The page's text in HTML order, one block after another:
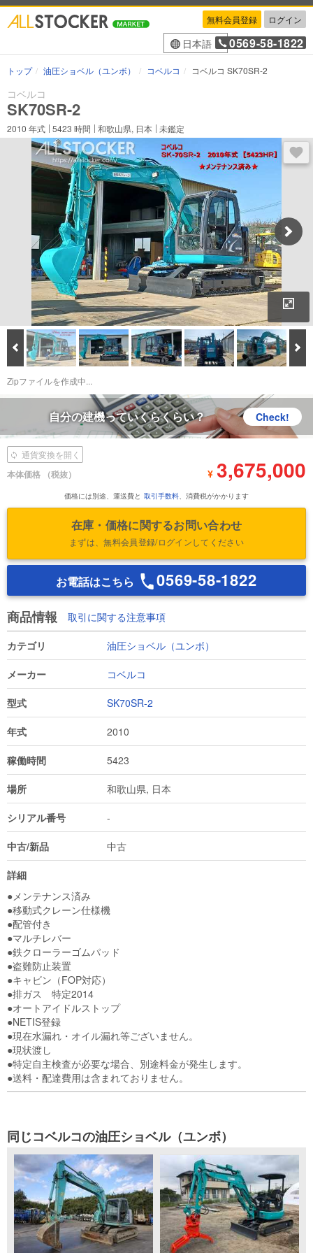
無料会員登録 ログイン
日本語 0569-58-1822
トップ 油圧ショベル（ユンボ） コベルコ コベルコ SK70SR-2
コベルコ
SK70SR-2
2010 年式 5423 時間 和歌山県, 日本 未鑑定
ロ
Prev 次
Download Images
Zipファイルを作成中...
自分の建機っていくらくらい？ Check!
本体価格 （税抜） ¥ 3,675,000
通貨変換を開く
価格には別途、運送費と 取引手数料、消費税がかかります
在庫・価格に関するお問い合わせ
まずは、無料会員登録/ログインしてください
お電話はこちら 0569-58-1822
商品情報 取引に関する注意事項
カテゴリ 油圧ショベル（ユンボ）
メーカー コベルコ
型式 SK70SR-2
年式 2010
稼働時間 5423
場所 和歌山県, 日本
シリアル番号 -
中古/新品 中古
詳細
●メンテナンス済み
●移動式クレーン仕様機
●配管付き
●マルチレバー
●鉄クローラーゴムパッド
●盗難防止装置
●キャビン（FOP対応）
●排ガス　特定2014
●オートアイドルストップ
●NETIS登録
●現在水漏れ・オイル漏れ等ございません。
●現状渡し
●特定自主検査が必要な場合、別途料金が発生します。
●送料・配達費用は含まれておりません。
同じコベルコの油圧ショベル（ユンボ）